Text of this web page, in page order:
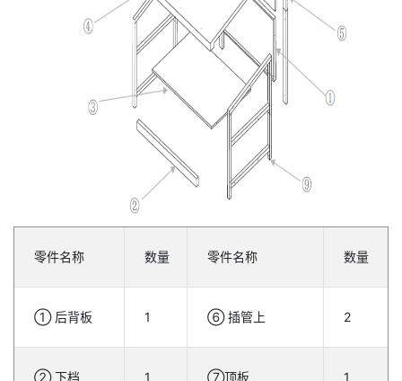
零件名称 数量 零件名称 数量
① 后背板 1 ⑥ 插管上 2
② 下档 1 ⑦顶板 1